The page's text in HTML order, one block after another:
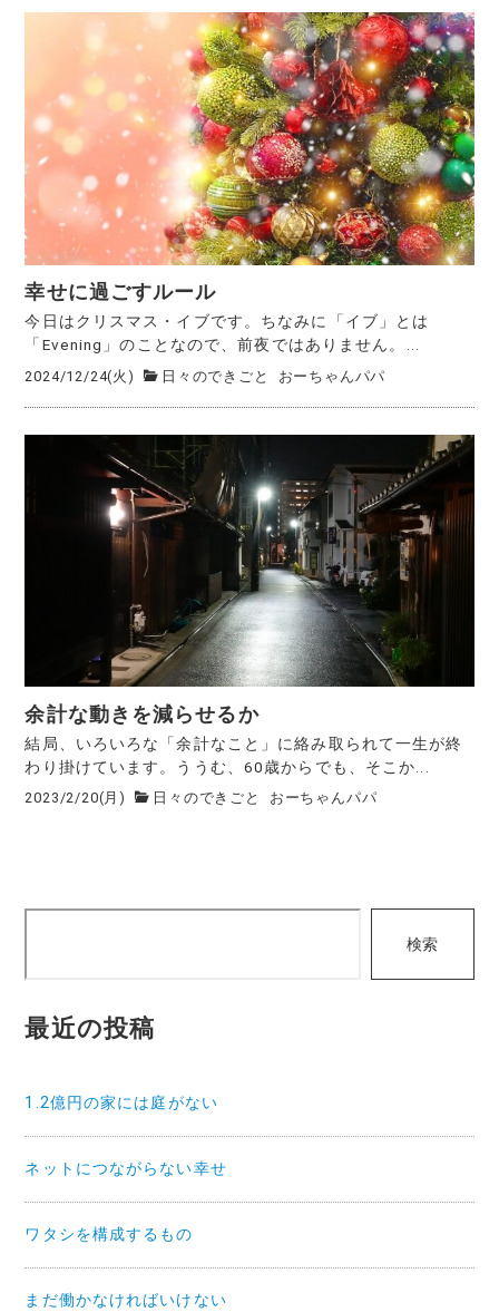
幸せに過ごすルール
今日はクリスマス・イブです。ちなみに「イブ」とは
「Evening」のことなので、前夜ではありません。...
2024/12/24(火) 日々のできごと おーちゃんパパ
余計な動きを減らせるか
結局、いろいろな「余計なこと」に絡み取られて一生が終
わり掛けています。ううむ、60歳からでも、そこか...
2023/2/20(月) 日々のできごと おーちゃんパパ
検索
最近の投稿
1.2億円の家には庭がない
ネットにつながらない幸せ
ワタシを構成するもの
まだ働かなければいけない